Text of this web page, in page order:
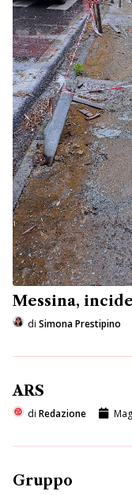
Messina,
di Simona Prestipino
ARS
di Redazione
Gruppo